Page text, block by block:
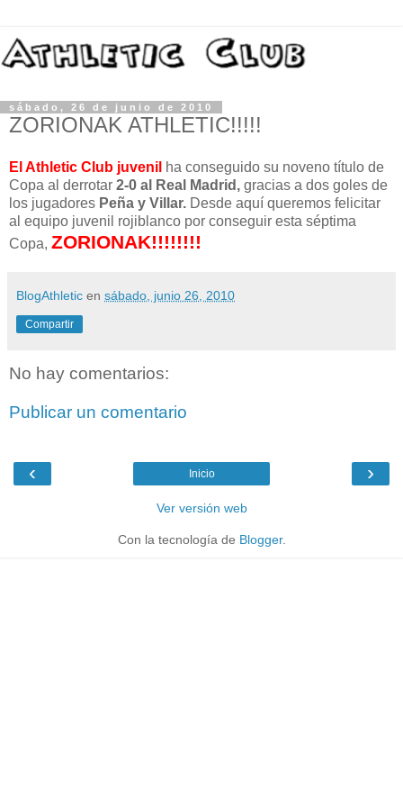
sábado, 26 de junio de 2010
ZORIONAK ATHLETIC!!!!!
El Athletic Club juvenil ha conseguido su noveno título de
Copa al derrotar 2-0 al Real Madrid, gracias a dos goles de
los jugadores Peña y Villar. Desde aquí queremos felicitar
al equipo juvenil rojiblanco por conseguir esta séptima
Copa, ZORIONAK!!!!!!!!
BlogAthletic en sábado, junio 26, 2010
Compartir
No hay comentarios:
Publicar un comentario
‹ ›
Inicio
Ver versión web
Con la tecnología de Blogger.